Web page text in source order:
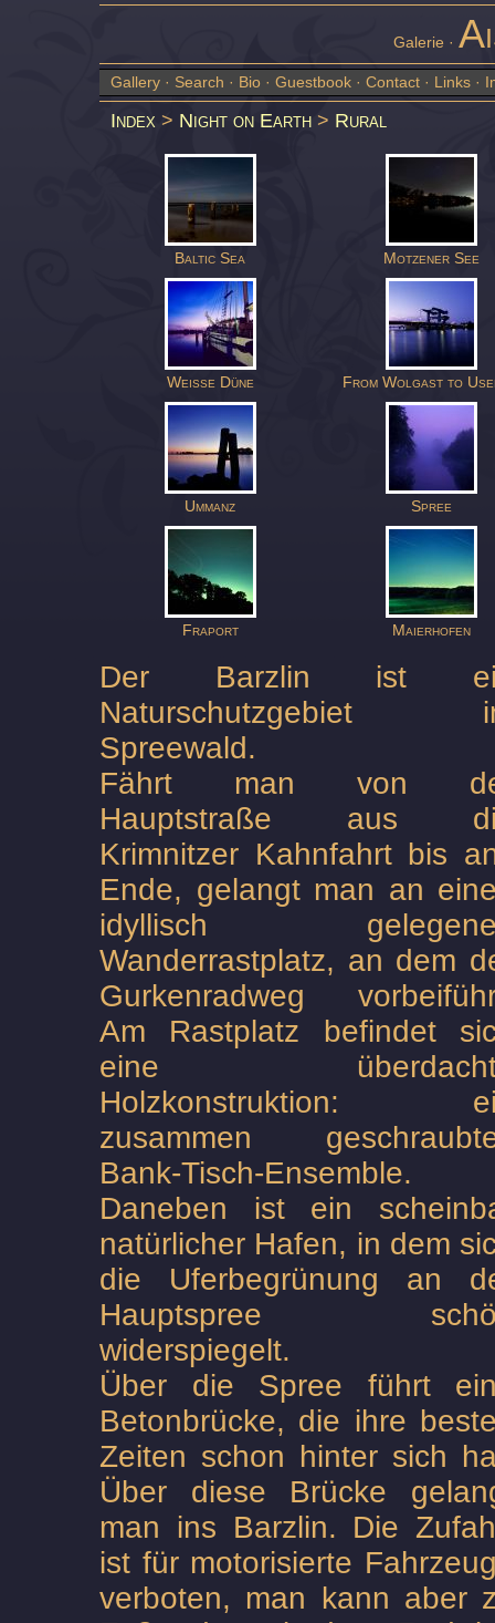
Galerie ·
Gallery · Search · Bio · Guestbook · Contact · Links ·
Index > Night on Earth > Rural
Baltic Sea Motzener See
Weisse Düne From Wolgast to
Ummanz Spree
Fraport Maierhofen
Der Barzlin ist
Naturschutzgebiet
Spreewald.
Fährt man von
Hauptstraße aus
Krimnitzer Kahnfahrt bis
Ende, gelangt man an
idyllisch
Wanderrastplatz, an dem
Gurkenradweg
Am Rastplatz befindet
eine
Holzkonstruktion:
zusammen
Bank-Tisch-Ensemble.
Daneben ist ein
natürlicher Hafen, in dem
die Uferbegrünung an
Hauptspree
widerspiegelt.
Über die Spree führt
Betonbrücke, die ihre
Zeiten schon hinter sich
Über diese Brücke
man ins Barzlin. Die
ist für motorisierte
verboten, man kann aber